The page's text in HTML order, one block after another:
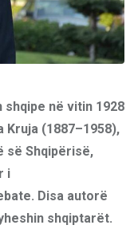
në vitin 1928
(1887–1958),
së Shqipërisë,
i
Disa autorë
shqiptarët.